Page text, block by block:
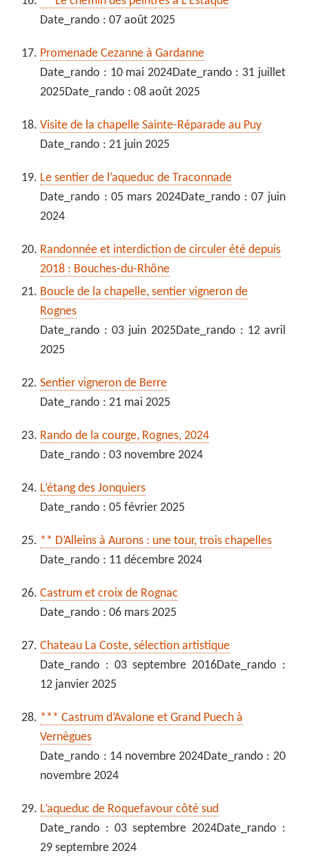
Date_rando : 07 août 2025
Promenade Cezanne à Gardanne
Date_rando : 10 mai 2024Date_rando : 31 juillet
2025Date_rando : 08 août 2025
Visite de la chapelle Sainte-Réparade au Puy
Date_rando : 21 juin 2025
Le sentier de l’aqueduc de Traconnade
Date_rando : 05 mars 2024Date_rando : 07 juin
2024
Randonnée et interdiction de circuler été depuis
2018 : Bouches-du-Rhône
Boucle de la chapelle, sentier vigneron de
Rognes
Date_rando : 03 juin 2025Date_rando : 12 avril
2025
Sentier vigneron de Berre
Date_rando : 21 mai 2025
Rando de la courge, Rognes, 2024
Date_rando : 03 novembre 2024
L’étang des Jonquiers
Date_rando : 05 février 2025
** D’Alleins à Aurons : une tour, trois chapelles
Date_rando : 11 décembre 2024
Castrum et croix de Rognac
Date_rando : 06 mars 2025
Chateau La Coste, sélection artistique
Date_rando : 03 septembre 2016Date_rando :
12 janvier 2025
*** Castrum d’Avalone et Grand Puech à
Vernègues
Date_rando : 14 novembre 2024Date_rando : 20
novembre 2024
L’aqueduc de Roquefavour côté sud
Date_rando : 03 septembre 2024Date_rando :
29 septembre 2024